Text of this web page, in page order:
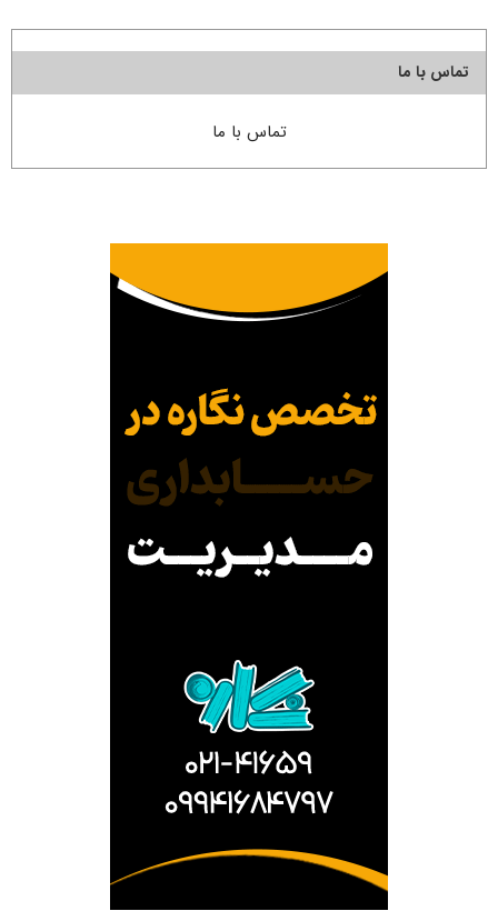
تماس با ما
تماس با ما